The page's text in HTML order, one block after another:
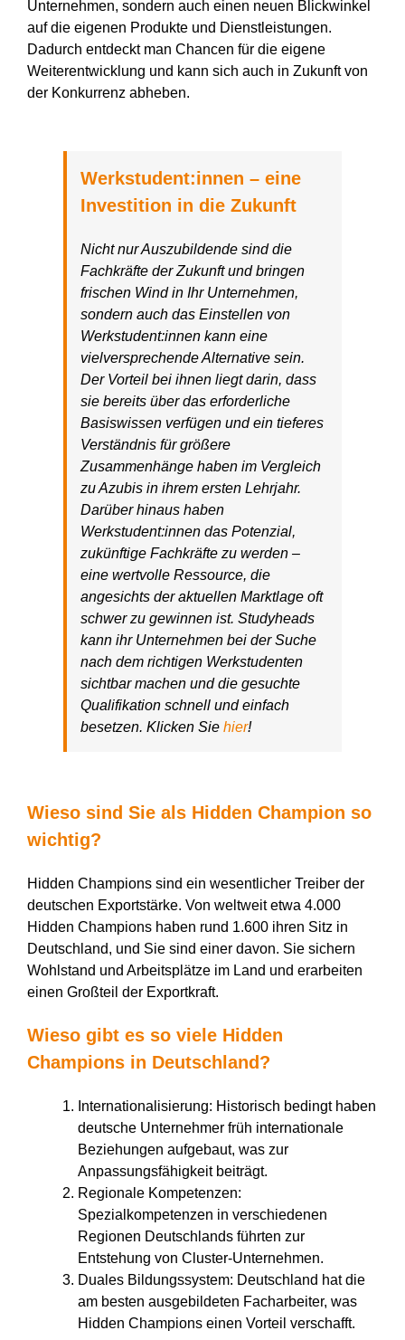
Unternehmen, sondern auch einen neuen Blickwinkel
auf die eigenen Produkte und Dienstleistungen.
Dadurch entdeckt man Chancen für die eigene
Weiterentwicklung und kann sich auch in Zukunft von
der Konkurrenz abheben.
Werkstudent:innen – eine
Investition in die Zukunft
Nicht nur Auszubildende sind die
Fachkräfte der Zukunft und bringen
frischen Wind in Ihr Unternehmen,
sondern auch das Einstellen von
Werkstudent:innen kann eine
vielversprechende Alternative sein.
Der Vorteil bei ihnen liegt darin, dass
sie bereits über das erforderliche
Basiswissen verfügen und ein tieferes
Verständnis für größere
Zusammenhänge haben im Vergleich
zu Azubis in ihrem ersten Lehrjahr.
Darüber hinaus haben
Werkstudent:innen das Potenzial,
zukünftige Fachkräfte zu werden –
eine wertvolle Ressource, die
angesichts der aktuellen Marktlage oft
schwer zu gewinnen ist. Studyheads
kann ihr Unternehmen bei der Suche
nach dem richtigen Werkstudenten
sichtbar machen und die gesuchte
Qualifikation schnell und einfach
besetzen. Klicken Sie hier!
Wieso sind Sie als Hidden Champion so
wichtig?
Hidden Champions sind ein wesentlicher Treiber der
deutschen Exportstärke. Von weltweit etwa 4.000
Hidden Champions haben rund 1.600 ihren Sitz in
Deutschland, und Sie sind einer davon. Sie sichern
Wohlstand und Arbeitsplätze im Land und erarbeiten
einen Großteil der Exportkraft.
Wieso gibt es so viele Hidden
Champions in Deutschland?
Internationalisierung: Historisch bedingt haben
deutsche Unternehmer früh internationale
Beziehungen aufgebaut, was zur
Anpassungsfähigkeit beiträgt.
Regionale Kompetenzen:
Spezialkompetenzen in verschiedenen
Regionen Deutschlands führten zur
Entstehung von Cluster-Unternehmen.
Duales Bildungssystem: Deutschland hat die
am besten ausgebildeten Facharbeiter, was
Hidden Champions einen Vorteil verschafft.